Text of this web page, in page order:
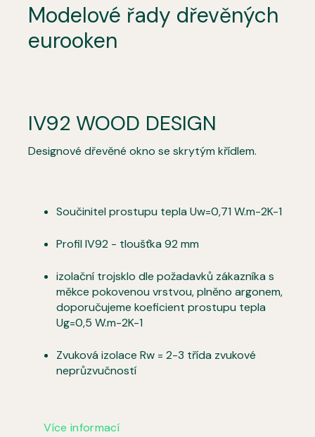
Modelové řady dřevěných
eurooken
IV92 WOOD DESIGN
Designové dřevěné okno se skrytým křídlem.
Součinitel prostupu tepla Uw=0,71 W.m-2K-1
Profil IV92 - tloušťka 92 mm
izolační trojsklo dle požadavků zákazníka s
měkce pokovenou vrstvou, plněno argonem,
doporučujeme koeficient prostupu tepla
Ug=0,5 W.m-2K-1
Zvuková izolace Rw = 2-3 třída zvukové
neprůzvučností
Více informací